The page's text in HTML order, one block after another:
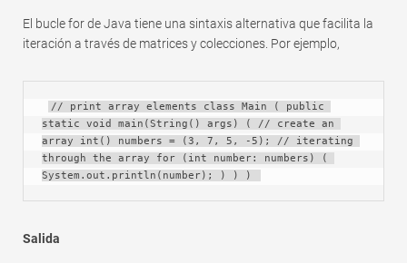
El bucle for de Java tiene una sintaxis alternativa que facilita la
iteración a través de matrices y colecciones. Por ejemplo,
// print array elements class Main ( public
static void main(String() args) ( // create an
array int() numbers = (3, 7, 5, -5); // iterating
through the array for (int number: numbers) (
System.out.println(number); ) ) )
Salida